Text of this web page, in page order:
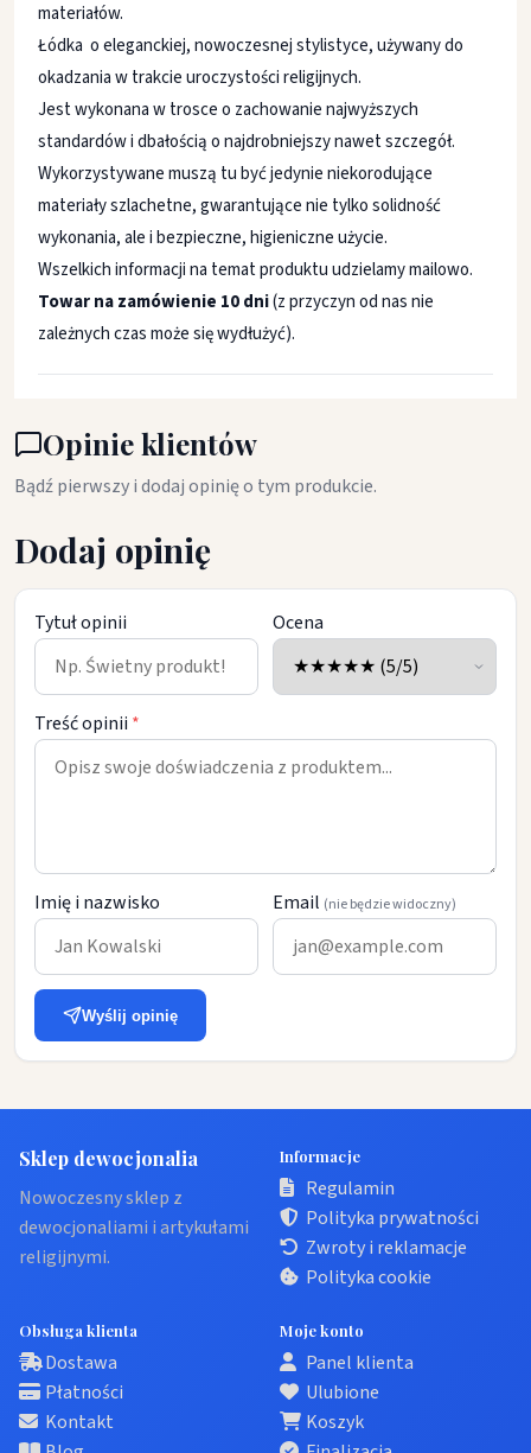
materiałów.
Łódka o eleganckiej, nowoczesnej stylistyce, używany do
okadzania w trakcie uroczystości religijnych.
Jest wykonana w trosce o zachowanie najwyższych
standardów i dbałością o najdrobniejszy nawet szczegół.
Wykorzystywane muszą tu być jedynie niekorodujące
materiały szlachetne, gwarantujące nie tylko solidność
wykonania, ale i bezpieczne, higieniczne użycie.
Wszelkich informacji na temat produktu udzielamy mailowo.
Towar na zamówienie 10 dni(z przyczyn od nas nie
zależnych czas może się wydłużyć).
Opinie klientów
Bądź pierwszy i dodaj opinię o tym produkcie.
Dodaj opinię
Tytuł opinii Ocena
Treść opinii *
Imię i nazwisko Email (nie będzie widoczny)
Wyślij opinię
Sklep dewocjonalia
Nowoczesny sklep z
dewocjonaliami i artykułami
religijnymi.
Informacje
Regulamin
Polityka prywatności
Zwroty i reklamacje
Polityka cookie
Obsługa klienta
Dostawa
Płatności
Kontakt
Moje konto
Panel klienta
Ulubione
Koszyk